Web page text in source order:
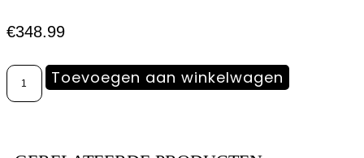
€348.99
Toevoegen aan winkelwagen